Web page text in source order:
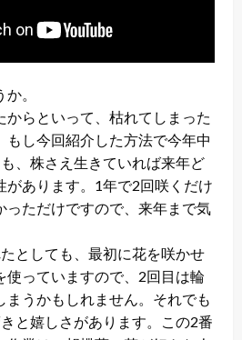
。
からといって、枯れてしまった
もし今回紹介した方法で今年中
、株さえ生きていれば来年ど
があります。1年で2回咲くだけ
っただけですので、来年まで気
としても、最初に花を咲かせ
使っていますので、2回目は輪
まうかもしれません。それでも
と嬉しさがあります。この2番